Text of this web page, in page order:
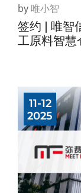
by唯小智
签约 | 唯智
工原料智慧
11-12
2025